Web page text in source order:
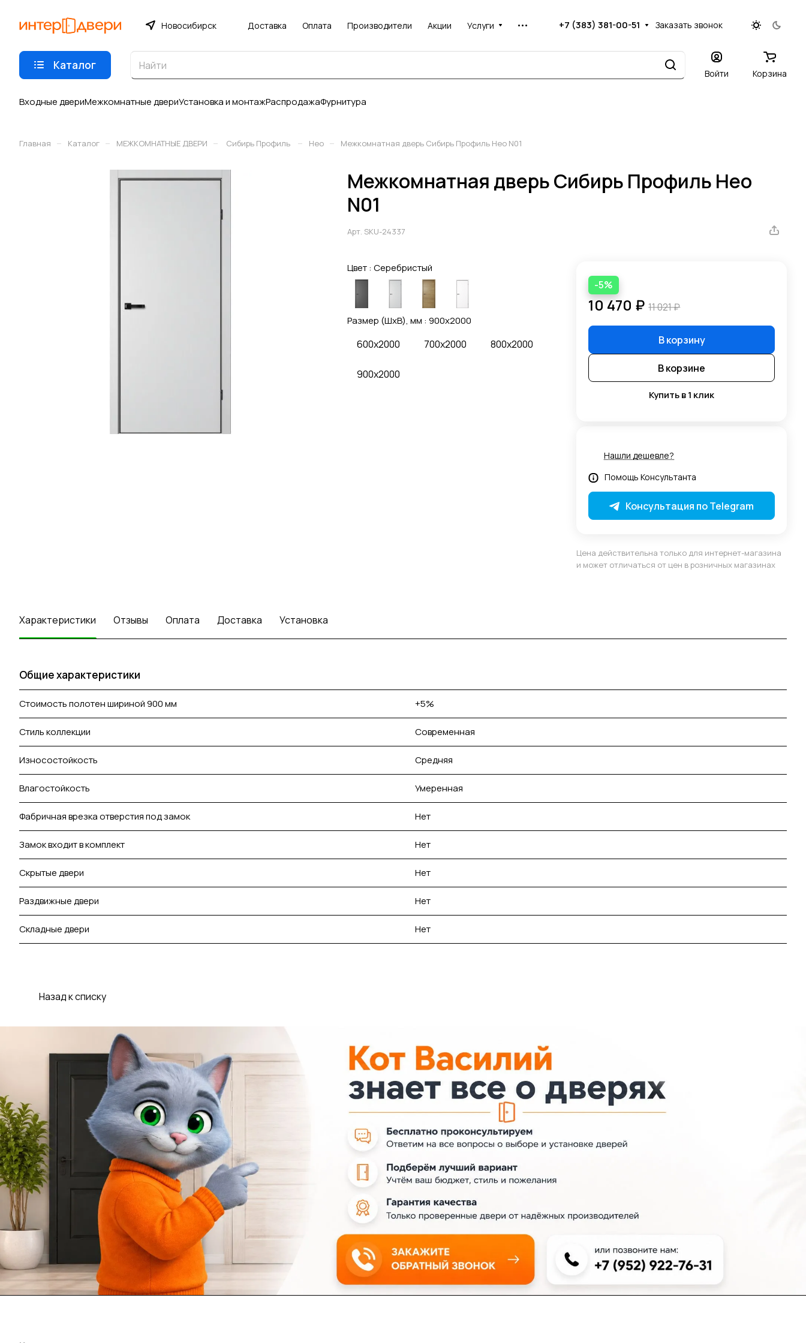
Новосибирск Доставка Оплата Производители Акции Услуги +7 (383) 381-00-51 Заказать звонок
Каталог
Войти Корзина
Входные двериМежкомнатные двериУстановка и монтажРаспродажаФурнитура
Главная – Каталог – МЕЖКОМНАТНЫЕ ДВЕРИ – Сибирь Профиль – Нео – Межкомнатная дверь Сибирь Профиль Нео N01
Межкомнатная дверь Сибирь Профиль Нео
N01
Арт. SKU-24337
Цвет : Серебристый
Размер (ШхВ), мм : 900x2000
600x2000 700x2000 800x2000
900x2000
-5%
10 470 ₽ 11 021 ₽
В корзину
В корзине
Купить в 1 клик
Нашли дешевле?
Помощь Консультанта
Консультация по Telegram
Цена действительна только для интернет-магазина
и может отличаться от цен в розничных магазинах
Характеристики Отзывы Оплата Доставка Установка
Общие характеристики
Стоимость полотен шириной 900 мм +5%
Стиль коллекции Современная
Износостойкость Средняя
Влагостойкость Умеренная
Фабричная врезка отверстия под замок Нет
Замок входит в комплект Нет
Скрытые двери Нет
Раздвижные двери Нет
Складные двери Нет
Назад к списку